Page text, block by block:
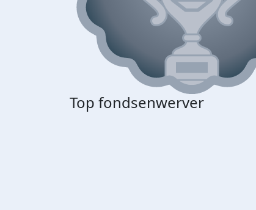
Top fondsenwerver